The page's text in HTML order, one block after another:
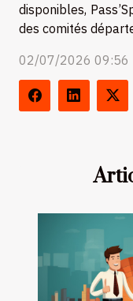
disponibles,
des comités
02/07/2026 09:56